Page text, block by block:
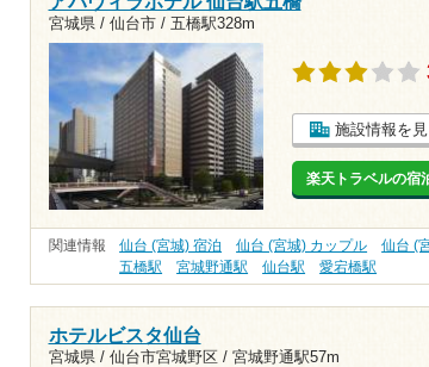
宮城県 / 仙台市 / 五橋駅328m
施設情報を
楽天トラベルの宿
関連情報 仙台 (宮城) 宿泊 仙台 (宮城) カップル 仙台 (
五橋駅
宮城野通駅 仙台駅 愛宕橋駅
ホテルビスタ仙台
宮城県 / 仙台市宮城野区 / 宮城野通駅57m